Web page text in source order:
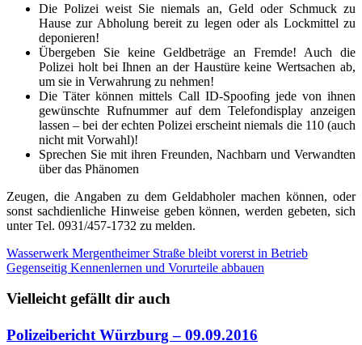
Die Polizei weist Sie niemals an, Geld oder Schmuck zu
Hause zur Abholung bereit zu legen oder als Lockmittel zu
deponieren!
Übergeben Sie keine Geldbeträge an Fremde! Auch die
Polizei holt bei Ihnen an der Haustüre keine Wertsachen ab,
um sie in Verwahrung zu nehmen!
Die Täter können mittels Call ID-Spoofing jede von ihnen
gewünschte Rufnummer auf dem Telefondisplay anzeigen
lassen – bei der echten Polizei erscheint niemals die 110 (auch
nicht mit Vorwahl)!
Sprechen Sie mit ihren Freunden, Nachbarn und Verwandten
über das Phänomen
Zeugen, die Angaben zu dem Geldabholer machen können, oder
sonst sachdienliche Hinweise geben können, werden gebeten, sich
unter Tel. 0931/457-1732 zu melden.
Beitragsnavigation
Wasserwerk Mergentheimer Straße bleibt vorerst in Betrieb
Gegenseitig Kennenlernen und Vorurteile abbauen
Vielleicht gefällt dir auch
Polizeibericht Würzburg – 09.09.2016